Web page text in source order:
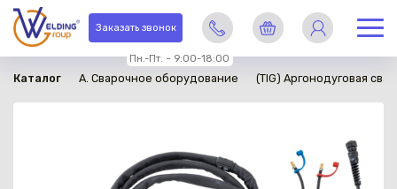
Заказать звонок
Пн.-Пт. – 9:00-18:00
Каталог A. Сварочное оборудование (TIG) Аргонодуговая
в наличии